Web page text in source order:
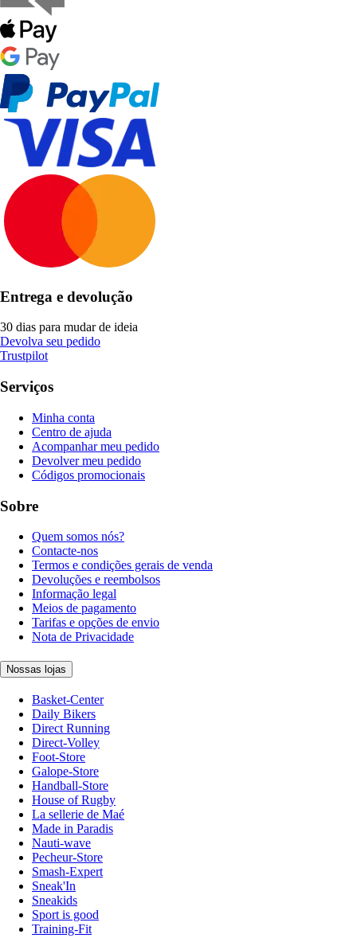
Entrega e devolução
30 dias para mudar de ideia
Devolva seu pedido
Trustpilot
Serviços
Minha conta
Centro de ajuda
Acompanhar meu pedido
Devolver meu pedido
Códigos promocionais
Sobre
Quem somos nós?
Contacte-nos
Termos e condições gerais de venda
Devoluções e reembolsos
Informação legal
Meios de pagamento
Tarifas e opções de envio
Nota de Privacidade
Nossas lojas
Basket-Center
Daily Bikers
Direct Running
Direct-Volley
Foot-Store
Galope-Store
Handball-Store
House of Rugby
La sellerie de Maé
Made in Paradis
Nauti-wave
Pecheur-Store
Smash-Expert
Sneak'In
Sneakids
Sport is good
Training-Fit